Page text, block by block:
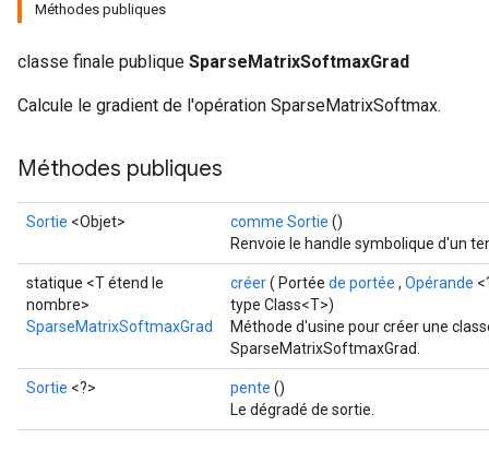
Méthodes publiques
classe finale publique SparseMatrixSoftmaxGrad
Calcule le gradient de l'opération SparseMatrixSoftmax.
Méthodes publiques
Sortie <Objet> comme Sortie ()
Renvoie le handle symbolique d'un
statique <T étend le
nombre>
SparseMatrixSoftmaxGrad
créer( Portée de portée , Opérande
type Class<T>)
Méthode d'usine pour créer une
SparseMatrixSoftmaxGrad.
Sortie <?> pente ()
Le dégradé de sortie.